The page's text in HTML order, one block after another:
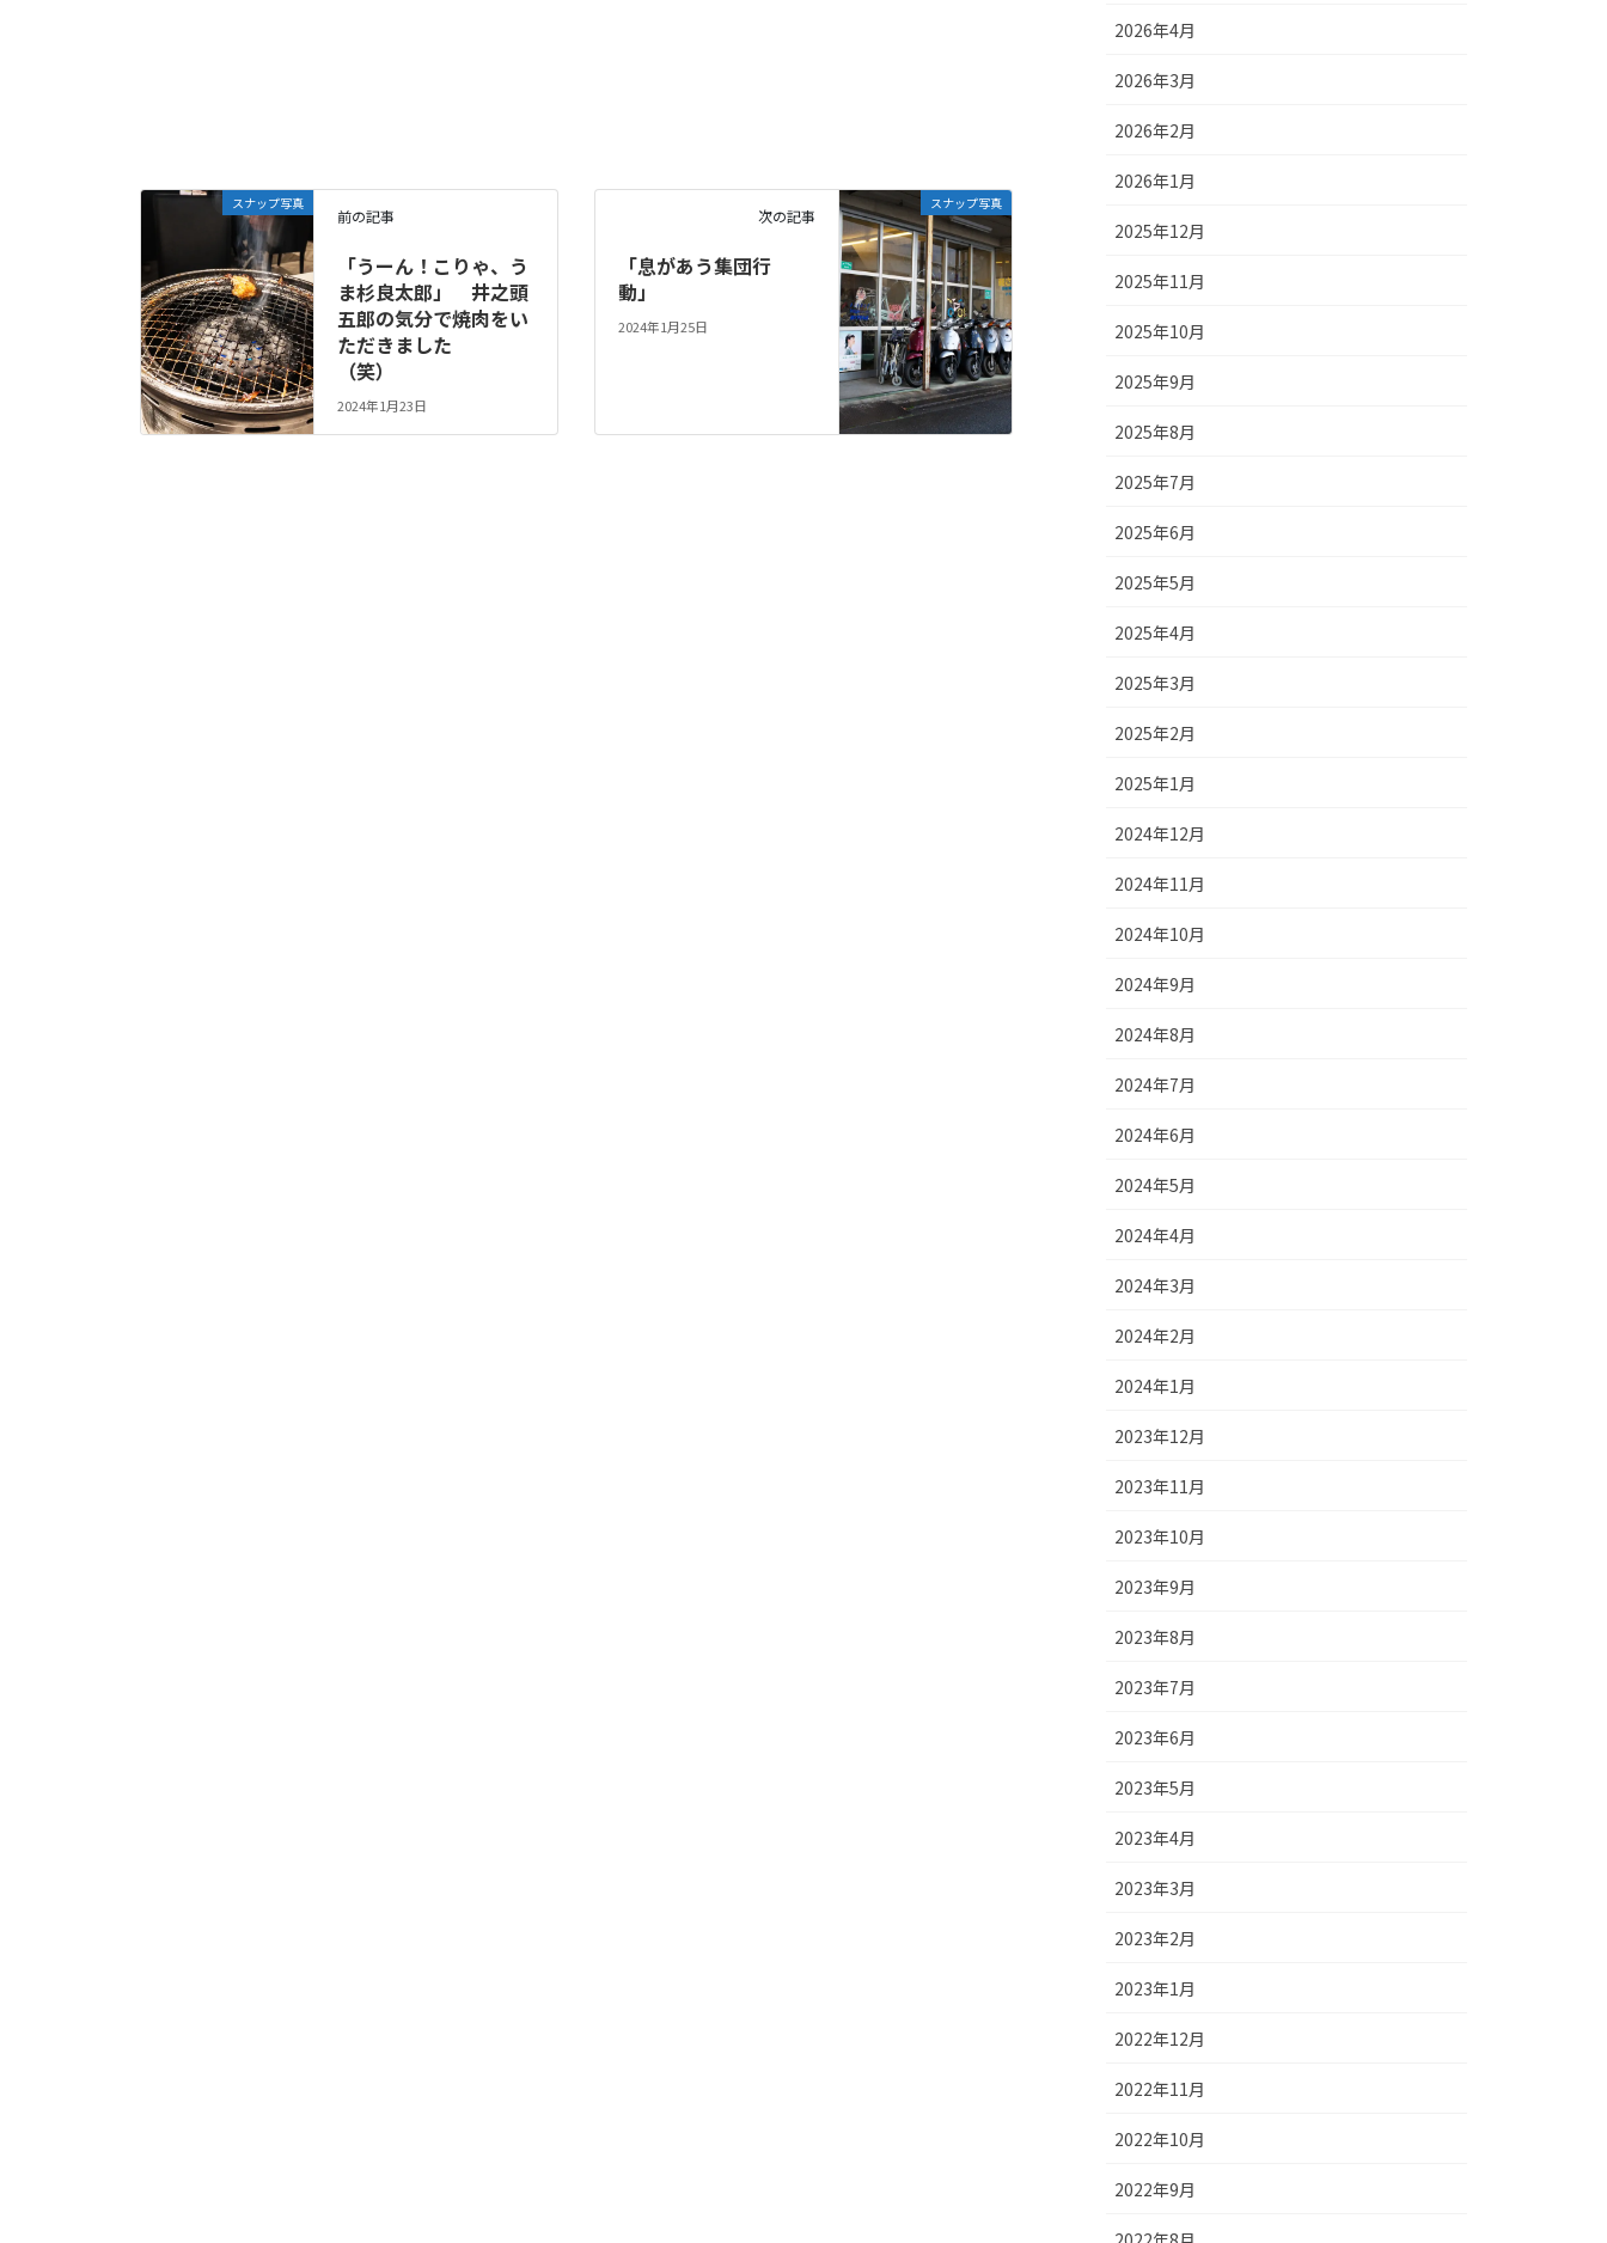
スナップ写真
前の記事
「うーん！こりゃ、う
ま杉良太郎」 井之頭
五郎の気分で焼肉をい
ただきました
（笑）
2024年1月23日
スナップ写真
次の記事
「息があう集団行
動」
2024年1月25日
2026年4月
2026年3月
2026年2月
2026年1月
2025年12月
2025年11月
2025年10月
2025年9月
2025年8月
2025年7月
2025年6月
2025年5月
2025年4月
2025年3月
2025年2月
2025年1月
2024年12月
2024年11月
2024年10月
2024年9月
2024年8月
2024年7月
2024年6月
2024年5月
2024年4月
2024年3月
2024年2月
2024年1月
2023年12月
2023年11月
2023年10月
2023年9月
2023年8月
2023年7月
2023年6月
2023年5月
2023年4月
2023年3月
2023年2月
2023年1月
2022年12月
2022年11月
2022年10月
2022年9月